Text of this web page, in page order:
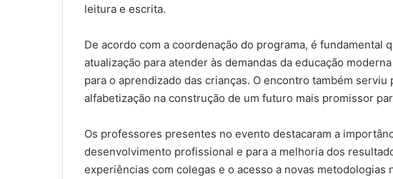
leitura e escrita.
De acordo com a coordenação do programa, é fundamental
atualização para atender às demandas da educação
para o aprendizado das crianças. O encontro também
alfabetização na construção de um futuro mais promissor
Os professores presentes no evento destacaram a
desenvolvimento profissional e para a melhoria dos
experiências com colegas e o acesso a novas metodologias